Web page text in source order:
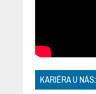
KARIÉRA U NÁS: